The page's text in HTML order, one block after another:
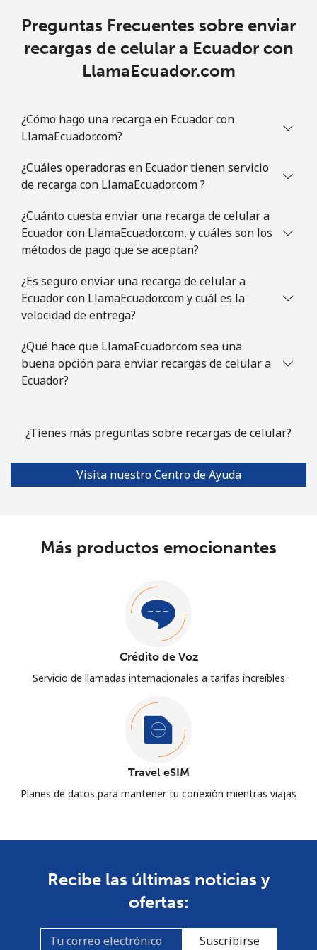
Preguntas Frecuentes sobre enviar
recargas de celular a Ecuador con
LlamaEcuador.com
¿Cómo hago una recarga en Ecuador con
LlamaEcuador.com?
¿Cuáles operadoras en Ecuador tienen servicio
de recarga con LlamaEcuador.com ?
¿Cuánto cuesta enviar una recarga de celular a
Ecuador con LlamaEcuador.com, y cuáles son los
métodos de pago que se aceptan?
¿Es seguro enviar una recarga de celular a
Ecuador con LlamaEcuador.com y cuál es la
velocidad de entrega?
¿Qué hace que LlamaEcuador.com sea una
buena opción para enviar recargas de celular a
Ecuador?
¿Tienes más preguntas sobre recargas de celular?
Visita nuestro Centro de Ayuda
Más productos emocionantes
Crédito de Voz
Servicio de llamadas internacionales a tarifas increíbles
Travel eSIM
Planes de datos para mantener tu conexión mientras viajas
Recibe las últimas noticias y
ofertas:
Suscribirse